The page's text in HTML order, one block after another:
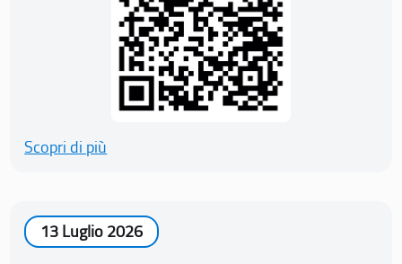
Scopri di più
13 Luglio 2026